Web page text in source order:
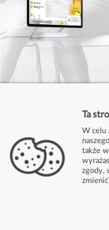
Ta
W celu
także
zgody,